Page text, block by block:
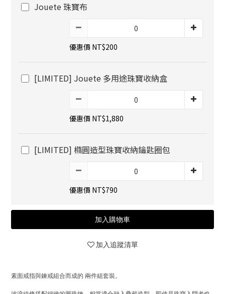
Jouete 珠寶布
優惠價 NT$200
[LIMITED] Jouete 多用途珠寶收納盒
優惠價 NT$1,880
[LIMITED] 橢圓造型珠寶收納鑰匙圈包
優惠價 NT$790
加入購物車
加入追蹤清單
素面戒指與鍊戒組合而成的 兩件組套裝。